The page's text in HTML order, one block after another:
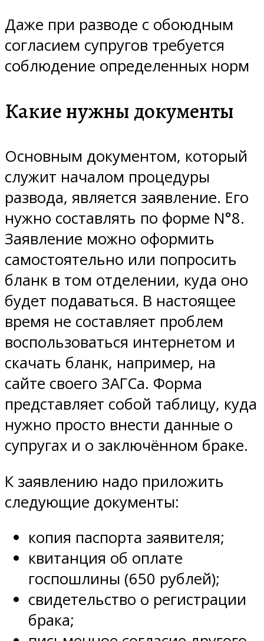
Даже при разводе с обоюдным
согласием супругов требуется
соблюдение определенных норм
Какие нужны документы
Основным документом, который
служит началом процедуры
развода, является заявление. Его
нужно составлять по форме N°8.
Заявление можно оформить
самостоятельно или попросить
бланк в том отделении, куда оно
будет подаваться. В настоящее
время не составляет проблем
воспользоваться интернетом и
скачать бланк, например, на
сайте своего ЗАГСа. Форма
представляет собой таблицу, куда
нужно просто внести данные о
супругах и о заключённом браке.
К заявлению надо приложить
следующие документы:
копия паспорта заявителя;
квитанция об оплате
госпошлины (650 рублей);
свидетельство о регистрации
брака;